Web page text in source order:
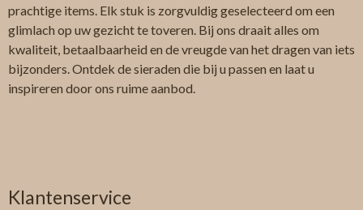
prachtige items. Elk stuk is zorgvuldig geselecteerd om een
glimlach op uw gezicht te toveren. Bij ons draait alles om
kwaliteit, betaalbaarheid en de vreugde van het dragen van iets
bijzonders. Ontdek de sieraden die bij u passen en laat u
inspireren door ons ruime aanbod.
Klantenservice